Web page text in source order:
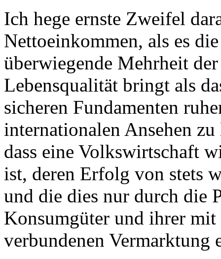
Ich hege ernste Zweifel
Nettoeinkommen, als es
überwiegende Mehrheit
Lebensqualität bringt als
sicheren Fundamenten
internationalen Ansehen
dass eine Volkswirtschaft
ist, deren Erfolg von stets
und die dies nur durch die
Konsumgüter und ihrer mit
verbundenen Vermarktung